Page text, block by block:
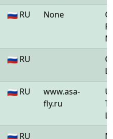
RU None
RU
RU
www.asa-
fly.ru
L
RU